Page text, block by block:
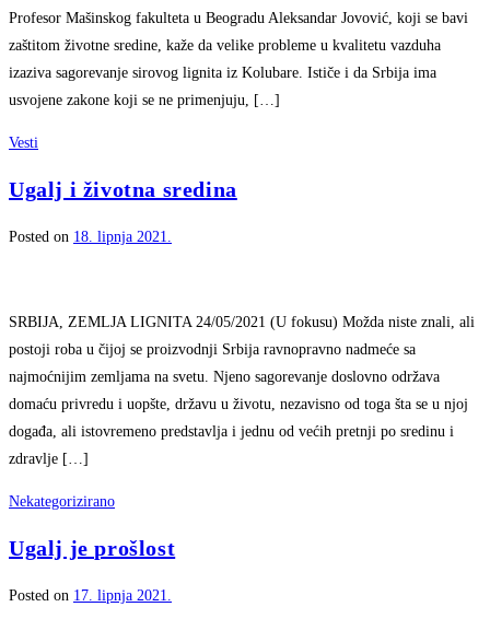
Profesor Mašinskog fakulteta u Beogradu Aleksandar Jovović, koji se bavi
zaštitom životne sredine, kaže da velike probleme u kvalitetu vazduha
izaziva sagorevanje sirovog lignita iz Kolubare. Ističe i da Srbija ima
usvojene zakone koji se ne primenjuju, […]
Vesti
Ugalj i životna sredina
Posted on 18. lipnja 2021.
SRBIJA, ZEMLJA LIGNITA 24/05/2021 (U fokusu) Možda niste znali, ali
postoji roba u čijoj se proizvodnji Srbija ravnopravno nadmeće sa
najmoćnijim zemljama na svetu. Njeno sagorevanje doslovno održava
domaću privredu i uopšte, državu u životu, nezavisno od toga šta se u njoj
događa, ali istovremeno predstavlja i jednu od većih pretnji po sredinu i
zdravlje […]
Nekategorizirano
Ugalj je prošlost
Posted on 17. lipnja 2021.